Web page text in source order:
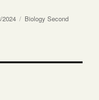
2024 Categories
Biology Second